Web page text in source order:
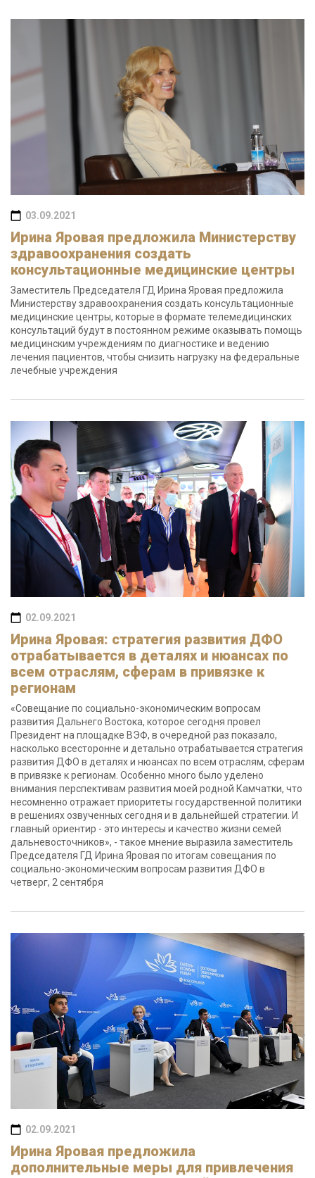
03.09.2021
Ирина Яровая предложила Министерству
здравоохранения создать
консультационные медицинские центры
Заместитель Председателя ГД Ирина Яровая предложила
Министерству здравоохранения создать консультационные
медицинские центры, которые в формате телемедицинских
консультаций будут в постоянном режиме оказывать помощь
медицинским учреждениям по диагностике и ведению
лечения пациентов, чтобы снизить нагрузку на федеральные
лечебные учреждения
02.09.2021
Ирина Яровая: стратегия развития ДФО
отрабатывается в деталях и нюансах по
всем отраслям, сферам в привязке к
регионам
«Совещание по социально-экономическим вопросам
развития Дальнего Востока, которое сегодня провел
Президент на площадке ВЭФ, в очередной раз показало,
насколько всесторонне и детально отрабатывается стратегия
развития ДФО в деталях и нюансах по всем отраслям, сферам
в привязке к регионам. Особенно много было уделено
внимания перспективам развития моей родной Камчатки, что
несомненно отражает приоритеты государственной политики
в решениях озвученных сегодня и в дальнейшей стратегии. И
главный ориентир - это интересы и качество жизни семей
дальневосточников», - такое мнение выразила заместитель
Председателя ГД Ирина Яровая по итогам совещания по
социально-экономическим вопросам развития ДФО в
четверг, 2 сентября
02.09.2021
Ирина Яровая предложила
дополнительные меры для привлечения